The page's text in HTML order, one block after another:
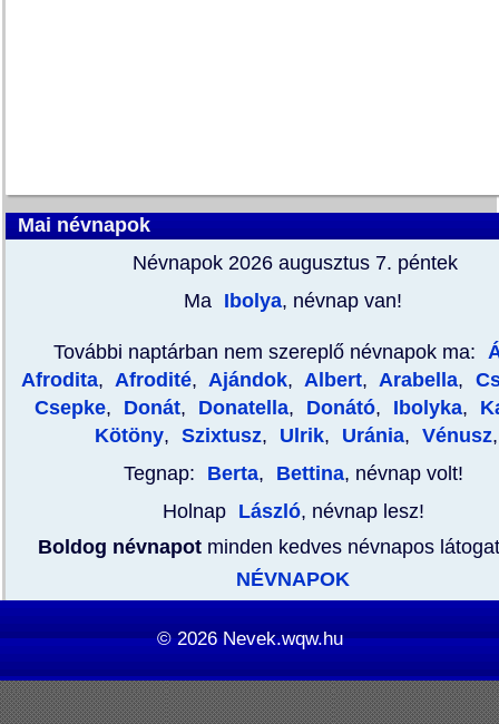
Mai névnapok
Névnapok 2026 augusztus 7. péntek
Ma Ibolya, névnap van!
További naptárban nem szereplő névnapok ma:
Afrodita, Afrodité, Ajándok, Albert, Arabella,
Csepke, Donát, Donatella, Donátó, Ibolyka,
Kötöny, Szixtusz, Ulrik, Uránia, Vénusz,
Tegnap:
Berta, Bettina, névnap volt!
Holnap László, névnap lesz!
Boldog névnapotminden kedves névnapos
NÉVNAPOK
© 2026Nevek.wqw.hu